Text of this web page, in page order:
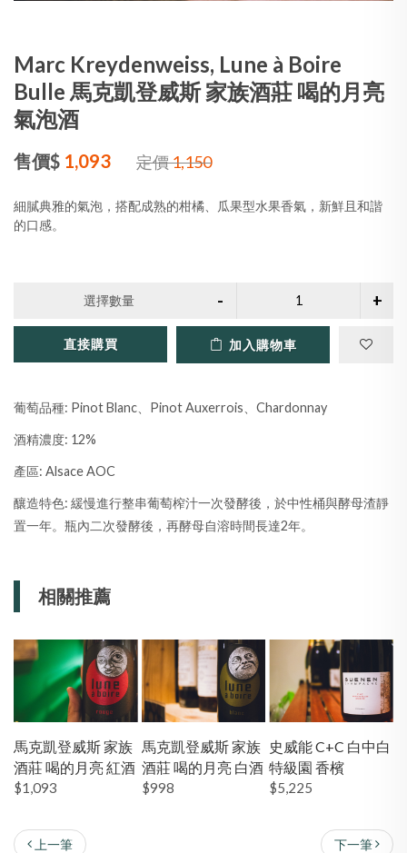
Marc Kreydenweiss, Lune à Boire
Bulle 馬克凱登威斯 家族酒莊 喝的月亮
氣泡酒
售價$ 1,093 定價1,150
細膩典雅的氣泡，搭配成熟的柑橘、瓜果型水果香氣，新鮮且和諧
的口感。
選擇數量
直接購買 加入購物車
葡萄品種: Pinot Blanc、Pinot Auxerrois、Chardonnay
酒精濃度: 12%
產區: Alsace AOC
釀造特色: 緩慢進行整串葡萄榨汁一次發酵後，於中性桶與酵母渣靜
置一年。瓶內二次發酵後，再酵母自溶時間長達2年。
相關推薦
馬克凱登威斯 家族
酒莊 喝的月亮 紅酒
$1,093
馬克凱登威斯 家族
酒莊 喝的月亮 白酒
$998
史威能 C+C 白中白
特級園 香檳
$5,225
下一筆
上一筆